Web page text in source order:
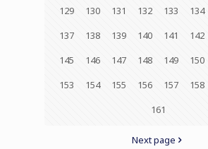
129
130 131 132 133 134
137
138 139 140 141 142
145
146 147 148 149 150
153
154 155 156 157 158
161
Next page